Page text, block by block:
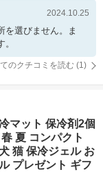
2024.10.25
を選びません。ま
のクチコミを読む (1)
マット 保冷剤2個
夏 コンパクト
猫 保冷ジェル お
プレゼント ギフ